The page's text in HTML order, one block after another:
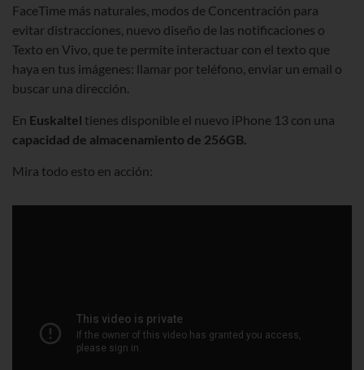
FaceTime más naturales, modos de Concentración para
evitar distracciones, nuevo diseño de las notificaciones o
Texto en Vivo, que te permite interactuar con el texto que
haya en tus imágenes: llamar por teléfono, enviar un email o
buscar una dirección.
En Euskaltel tienes disponible el nuevo iPhone 13 con una
capacidad de almacenamiento de 256GB.
Mira todo esto en acción: